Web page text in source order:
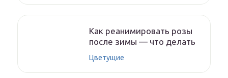
Как реанимировать розы
после зимы — что делать
Цветущие